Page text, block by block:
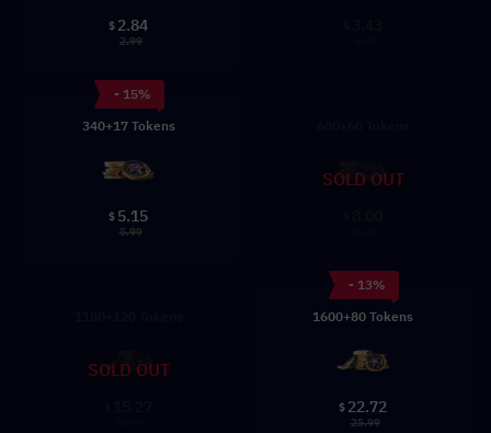
$ 2.84
2.99
- 15%
340+17 Tokens
$ 5.15
5.99
SOLD OUT
SOLD OUT
- 13%
1600+80 Tokens
$ 22.72
25.99